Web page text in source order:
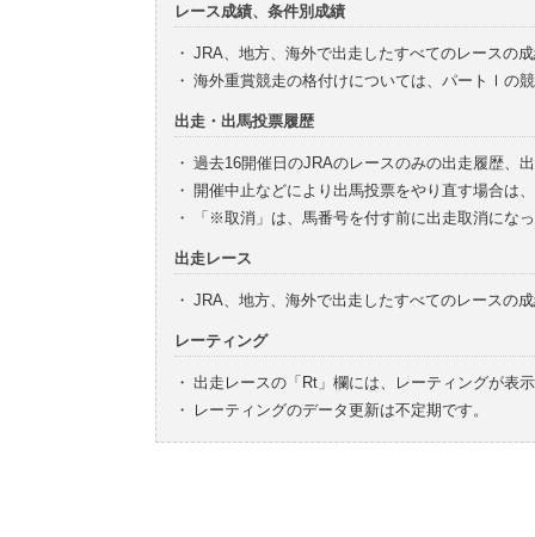
レース成績、条件別成績
・ JRA、地方、海外で出走したすべてのレースの
・ 海外重賞競走の格付けについては、パートⅠの
出走・出馬投票履歴
・ 過去16開催日のJRAのレースのみの出走履歴、
・ 開催中止などにより出馬投票をやり直す場合は
・
「※取消」は、馬番号を付す前に出走取消にな
出走レース
・ JRA、地方、海外で出走したすべてのレースの
レーティング
・ 出走レースの「Rt」欄には、レーティングが表
・
レーティングのデータ更新は不定期です。